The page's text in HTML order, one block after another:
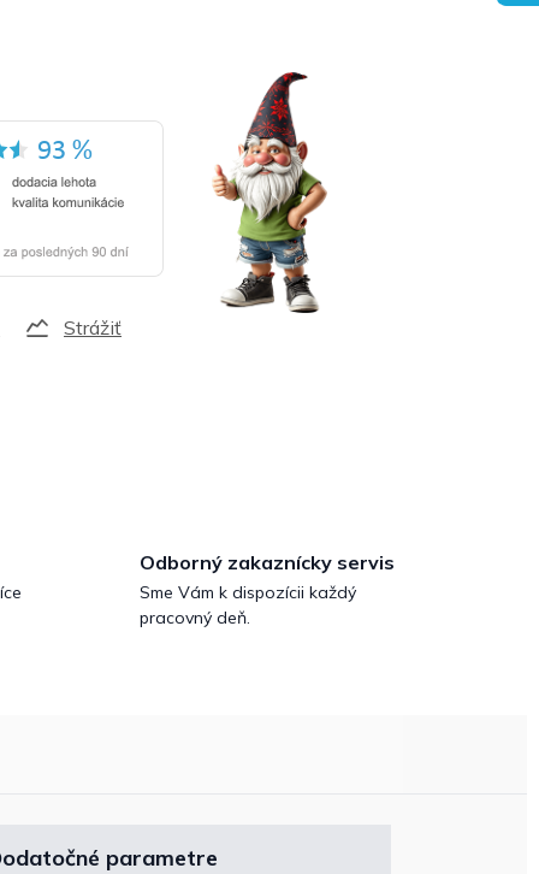
Strážiť
Odborný zakaznícky servis
Sme Vám k dispozícii každý
pracovný deň.
parametre